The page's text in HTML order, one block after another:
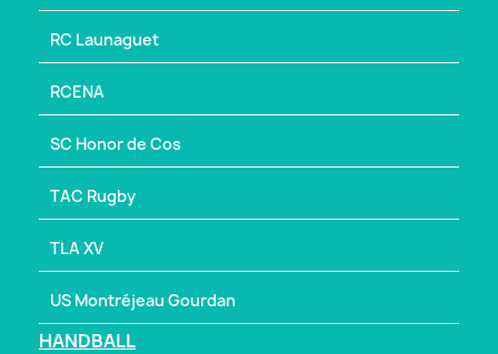
RC Launaguet
RCENA
SC Honor de Cos
TAC Rugby
TLA XV
US Montréjeau Gourdan
HANDBALL